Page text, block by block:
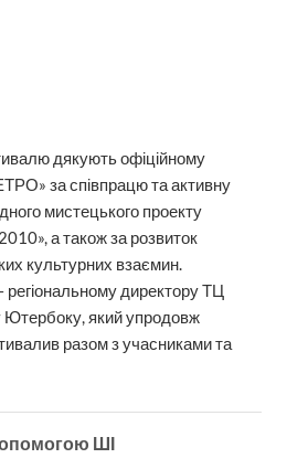
дякують офіційному
за співпрацю та активну
мистецького проекту
а також за розвиток
культурних взаємин.
директору ТЦ
який упродовж
разом з учасниками та
ШІ